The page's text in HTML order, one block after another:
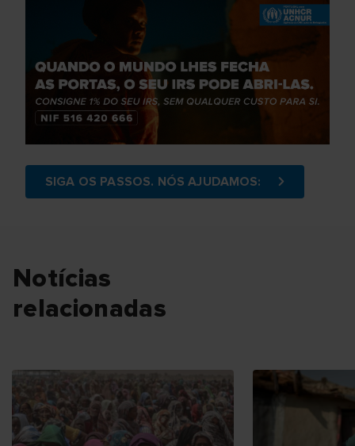
SIGA OS PASSOS. NÓS AJUDAMOS:
Notícias
relacionadas